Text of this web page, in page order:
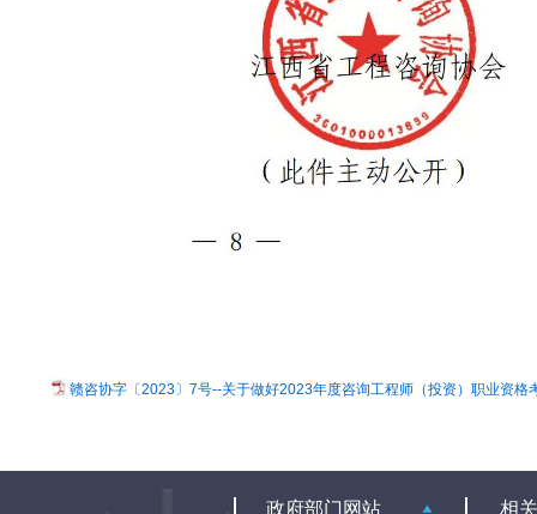
赣咨协字〔2023〕7号--关于做好2023年度咨询工程师（投资）职业资格